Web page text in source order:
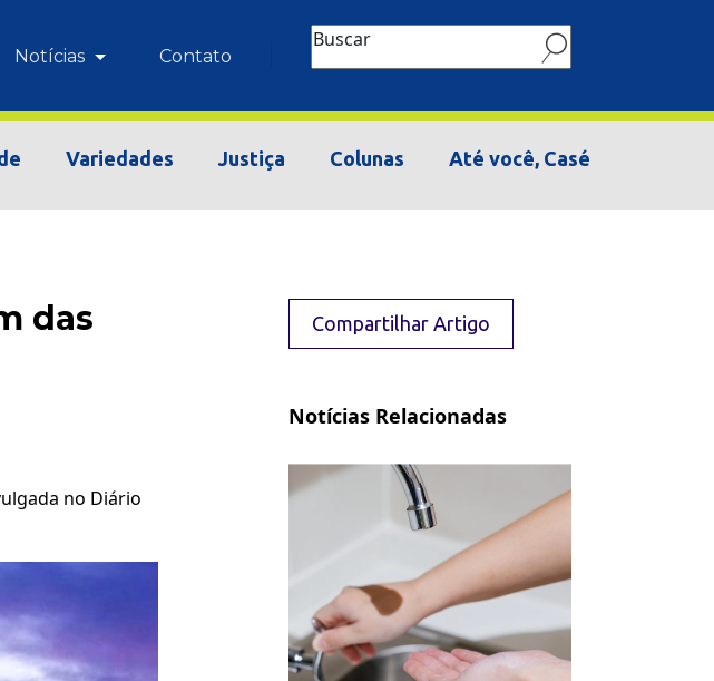
Notícias Contato
Buscar
Variedades Justiça Colunas Até você, Casé
das
no Diário
Compartilhar Artigo
Notícias Relacionadas